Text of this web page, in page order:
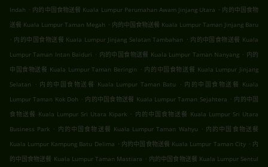
Indah . 内的中国食物送餐 Kuala Lumpur Perumahan Awam Jinjang Utara . 内的中国食物
送餐 Kuala Lumpur Taman Megah . 内的中国食物送餐 Kuala Lumpur Taman Jinjang Baru
. 内的中国食物送餐 Kuala Lumpur Jinjang Selatan Tambahan . 内的中国食物送餐 Kuala
Lumpur Taman Intan Baiduri . 内的中国食物送餐 Kuala Lumpur Taman Nanyang . 内的
中国食物送餐 Kuala Lumpur Taman Beringin . 内的中国食物送餐 Kuala Lumpur Jinjang
Selatan
. 内的中国食物送餐 Kuala Lumpur Taman Batu . 内的中国食物送餐 Kuala
Lumpur Taman Kok Doh . 内的中国食物送餐 Kuala Lumpur Taman Sejahtera . 内的中国
食物送餐 Kuala Lumpur Sri Utara Kipark . 内的中国食物送餐 Kuala Lumpur Sri Utara
Business Park . 内的中国食物送餐 Kuala Lumpur Taman Wahyu . 内的中国食物送餐
Kuala Lumpur Kampung Batu Delima . 内的中国食物送餐 Kuala Lumpur Taman City . 内
的中国食物送餐 Kuala Lumpur Taman Mastiara . 内的中国食物送餐 Kuala Lumpur Sentul